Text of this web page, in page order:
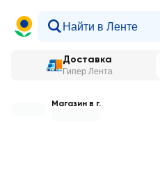
Доставка
Гипер Лента
Магазин в г.